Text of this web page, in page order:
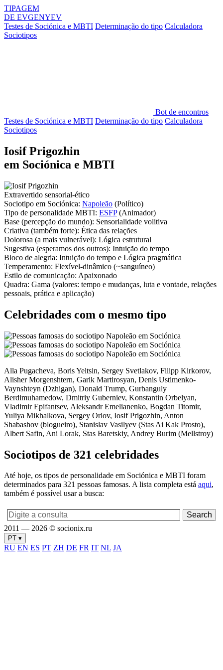
TIPAGEM
DE EVGENYEV
Testes de Sociónica e MBTI Determinação do tipo Calculadora
Sociotipos
Bot de encontros
Testes de Sociónica e MBTI Determinação do tipo Calculadora
Sociotipos
Iosif Prigozhin
em Sociónica e MBTI
Extravertido sensorial-ético
Sociotipo em Sociónica: Napoleão (Político)
Tipo de personalidade MBTI: ESFP(Animador)
Base (percepção do mundo): Sensorialidade volitiva
Criativa (também forte): Ética das relações
Dolorosa (a mais vulnerável): Lógica estrutural
Sugestiva (esperamos dos outros): Intuição do tempo
Bloco de alegria: Intuição do tempo e Lógica pragmática
Temperamento: Flexível-dinâmico (~sanguíneo)
Estilo de comunicação: Apaixonado
Quadra: Gama (valores: tempo e mudanças, luta e vontade, relações
pessoais, prática e aplicação)
Celebridades com o mesmo tipo
Alla Pugacheva, Boris Yeltsin, Sergey Svetlakov, Filipp Kirkorov,
Alisher Morgenshtern, Garik Martirosyan, Denis Ustimenko-
Vaynshteyn (Dzhigan), Donald Trump, Gurbanguly
Berdimuhamedow, Dmitriy Guberniev, Konstantin Orbelyan,
Vladimir Epifantsev, Aleksandr Emelianenko, Bogdan Titomir,
Yuliya Mikhalkova, Sergey Orlov, Iosif Prigozhin, Anton
Shabashov (blogueiro), Stanislav Vasilyev (Stas Ai Kak Prosto),
Albert Safin, Ani Lorak, Stas Baretskiy, Andrey Burim (Mellstroy)
Sociotipos de 321 celebridades
Até hoje, os tipos de personalidade em Sociónica e MBTI foram
determinados para 321 pessoas famosas. A lista completa está aqui,
também é possível usar a busca:
2011 — 2026 © socionix.ru
PT ▾
RU EN ES PT ZH DE FR IT NL JA